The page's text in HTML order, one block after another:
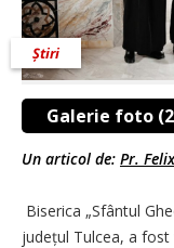
Galerie foto
Știri
Un articol de: Pr.
Biserica „Sfântul
județul Tulcea, a